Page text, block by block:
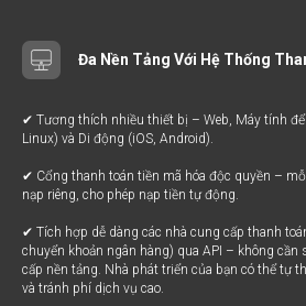
Đa Nền Tảng Với Hệ Thống
✔ Tương thích nhiều thiết bị – Web, Máy tính để
Linux) và Di động (iOS, Android).
✔ Cổng thanh toán tiền mã hóa độc quyền –
nạp riêng, cho phép nạp tiền tự động.
✔ Tích hợp dễ dàng các nhà cung cấp thanh
chuyển khoản ngân hàng) qua API – không cần
cấp nền tảng. Nhà phát triển của bạn có thể tự
và tránh phí dịch vụ cao.